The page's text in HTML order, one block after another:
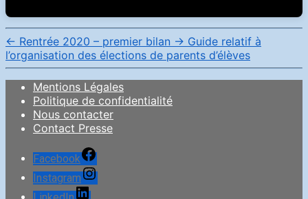
← Rentrée 2020 – premier bilan → Guide relatif à
l’organisation des élections de parents d’élèves
Mentions Légales
Politique de confidentialité
Nous contacter
Contact Presse
Facebook
Instagram